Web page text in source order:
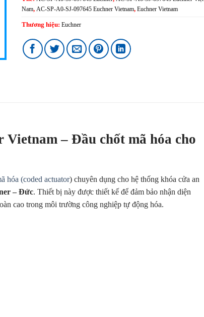
Nam, AC-SP-A0-SJ-097645 Euchner Vietnam, Euchner Vietnam
Thương hiệu: Euchner
Vietnam – Đầu chốt mã hóa cho
hóa (coded actuator) chuyên dụng cho hệ thống khóa cửa an
– Đức. Thiết bị này được thiết kế để đảm bảo nhận diện
cao trong môi trường công nghiệp tự động hóa.